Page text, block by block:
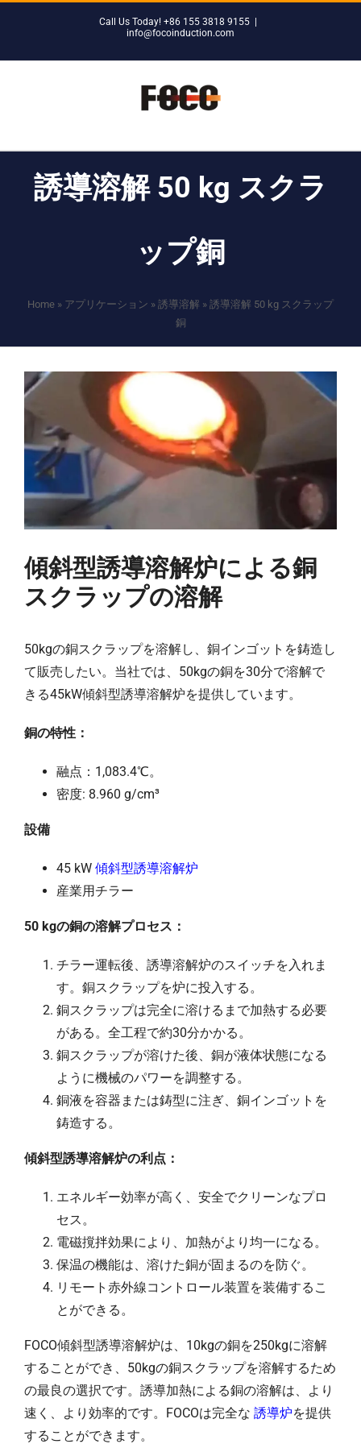
Call Us Today! +86 155 3818 9155
info@focoinduction.com
誘導溶解 50 kg スクラ
ップ銅
Home » アプリケーション » 誘導溶解 » 誘導溶解 50 kg スクラップ
銅
傾斜型誘導溶解炉による銅
スクラップの溶解
50kgの銅スクラップを溶解し、銅インゴットを鋳造し
て販売したい。当社では、50kgの銅を30分で溶解で
きる45kW傾斜型誘導溶解炉を提供しています。
銅の特性：
融点：1,083.4℃。
密度: 8.960 g/cm³
設備
45 kW 傾斜型誘導溶解炉
産業用チラー
50 kgの銅の溶解プロセス：
チラー運転後、誘導溶解炉のスイッチを入れま
す。銅スクラップを炉に投入する。
銅スクラップは完全に溶けるまで加熱する必要
がある。全工程で約30分かかる。
銅スクラップが溶けた後、銅が液体状態になる
ように機械のパワーを調整する。
銅液を容器または鋳型に注ぎ、銅インゴットを
鋳造する。
傾斜型誘導溶解炉の利点：
エネルギー効率が高く、安全でクリーンなプロ
セス。
電磁撹拌効果により、加熱がより均一になる。
保温の機能は、溶けた銅が固まるのを防ぐ。
リモート赤外線コントロール装置を装備するこ
とができる。
FOCO傾斜型誘導溶解炉は、10kgの銅を250kgに溶解
することができ、50kgの銅スクラップを溶解するため
の最良の選択です。誘導加熱による銅の溶解は、より
速く、より効率的です。FOCOは完全な 誘導炉を提供
することができます。